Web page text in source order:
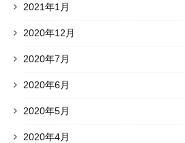
2021年1月
2020年12月
2020年7月
2020年6月
2020年5月
2020年4月